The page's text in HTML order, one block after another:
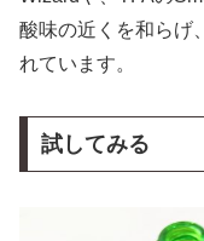
酸味の近くを和らげ
れています。
試してみる